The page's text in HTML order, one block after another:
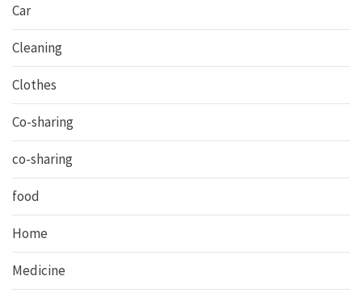
Car
Cleaning
Clothes
Co-sharing
co-sharing
food
Home
Medicine